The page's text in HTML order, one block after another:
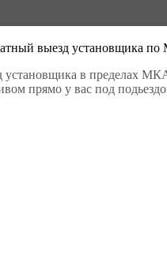
выезд установщика по
установщика в пределах
прямо у вас под